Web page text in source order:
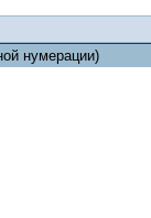
нумерации)